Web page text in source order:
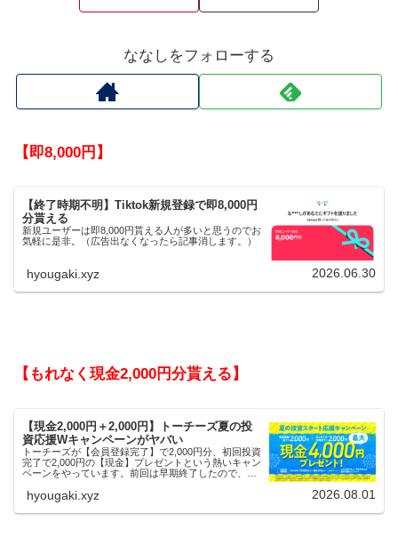
ななしをフォローする
【即8,000円】
【終了時期不明】Tiktok新規登録で即8,000円
分貰える
新規ユーザーは即8,000円貰える人が多いと思うのでお
気軽に是非。（広告出なくなったら記事消します。）
hyougaki.xyz 2026.06.30
【もれなく現金2,000円分貰える】
【現金2,000円＋2,000円】トーチーズ夏の投
資応援Wキャンペーンがヤバい
トーチーズが【会員登録完了】で2,000円分、初回投資
完了で2,000円の【現金】プレゼントという熱いキャン
ペーンをやっています。前回は早期終了したので、使
hyougaki.xyz 2026.08.01